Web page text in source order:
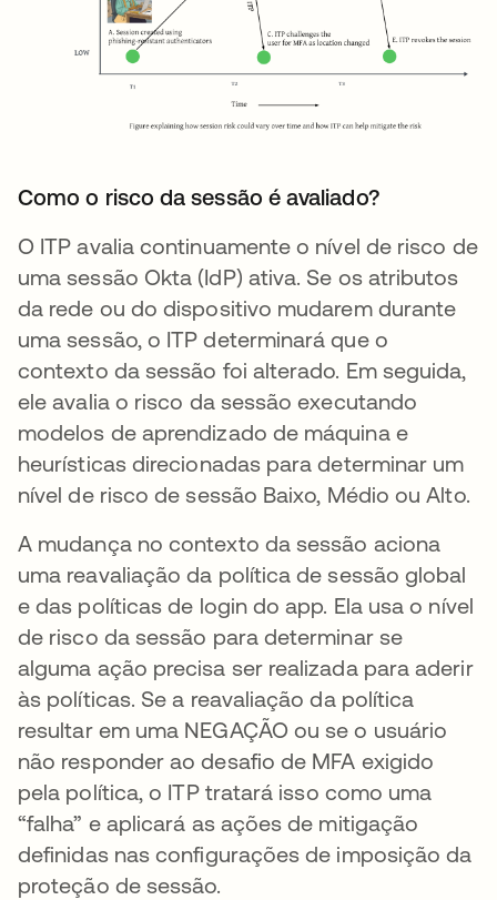
Como o risco da sessão é avaliado?
O ITP avalia continuamente o nível de risco de
uma sessão Okta (IdP) ativa. Se os atributos
da rede ou do dispositivo mudarem durante
uma sessão, o ITP determinará que o
contexto da sessão foi alterado. Em seguida,
ele avalia o risco da sessão executando
modelos de aprendizado de máquina e
heurísticas direcionadas para determinar um
nível de risco de sessão Baixo, Médio ou Alto.
A mudança no contexto da sessão aciona
uma reavaliação da política de sessão global
e das políticas de login do app. Ela usa o nível
de risco da sessão para determinar se
alguma ação precisa ser realizada para aderir
às políticas. Se a reavaliação da política
resultar em uma NEGAÇÃO ou se o usuário
não responder ao desafio de MFA exigido
pela política, o ITP tratará isso como uma
“falha” e aplicará as ações de mitigação
definidas nas configurações de imposição da
proteção de sessão.